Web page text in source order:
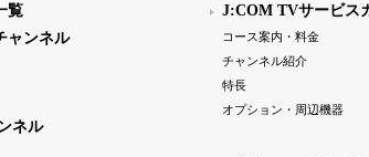
覧
ャンネル
ネル
J:COM TVサービス
コース案内・料金
チャンネル紹介
特長
オプション・周辺機器